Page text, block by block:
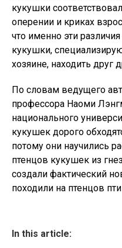
кукушки
оперении и криках
что именно эти
кукушки,
хозяине, находить друг
По словам ведущего
профессора Наоми
национального
кукушек дорого
потому они научились
птенцов кукушек из
создали фактический
походили на птенцов
In this article: